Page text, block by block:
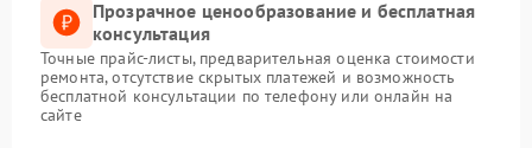
Прозрачное ценообразование и бесплатная
консультация
Точные прайс-листы, предварительная оценка стоимости
ремонта, отсутствие скрытых платежей и возможность
бесплатной консультации по телефону или онлайн на
сайте